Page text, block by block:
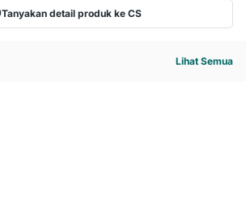
Tanyakan detail produk ke CS
Lihat Semua